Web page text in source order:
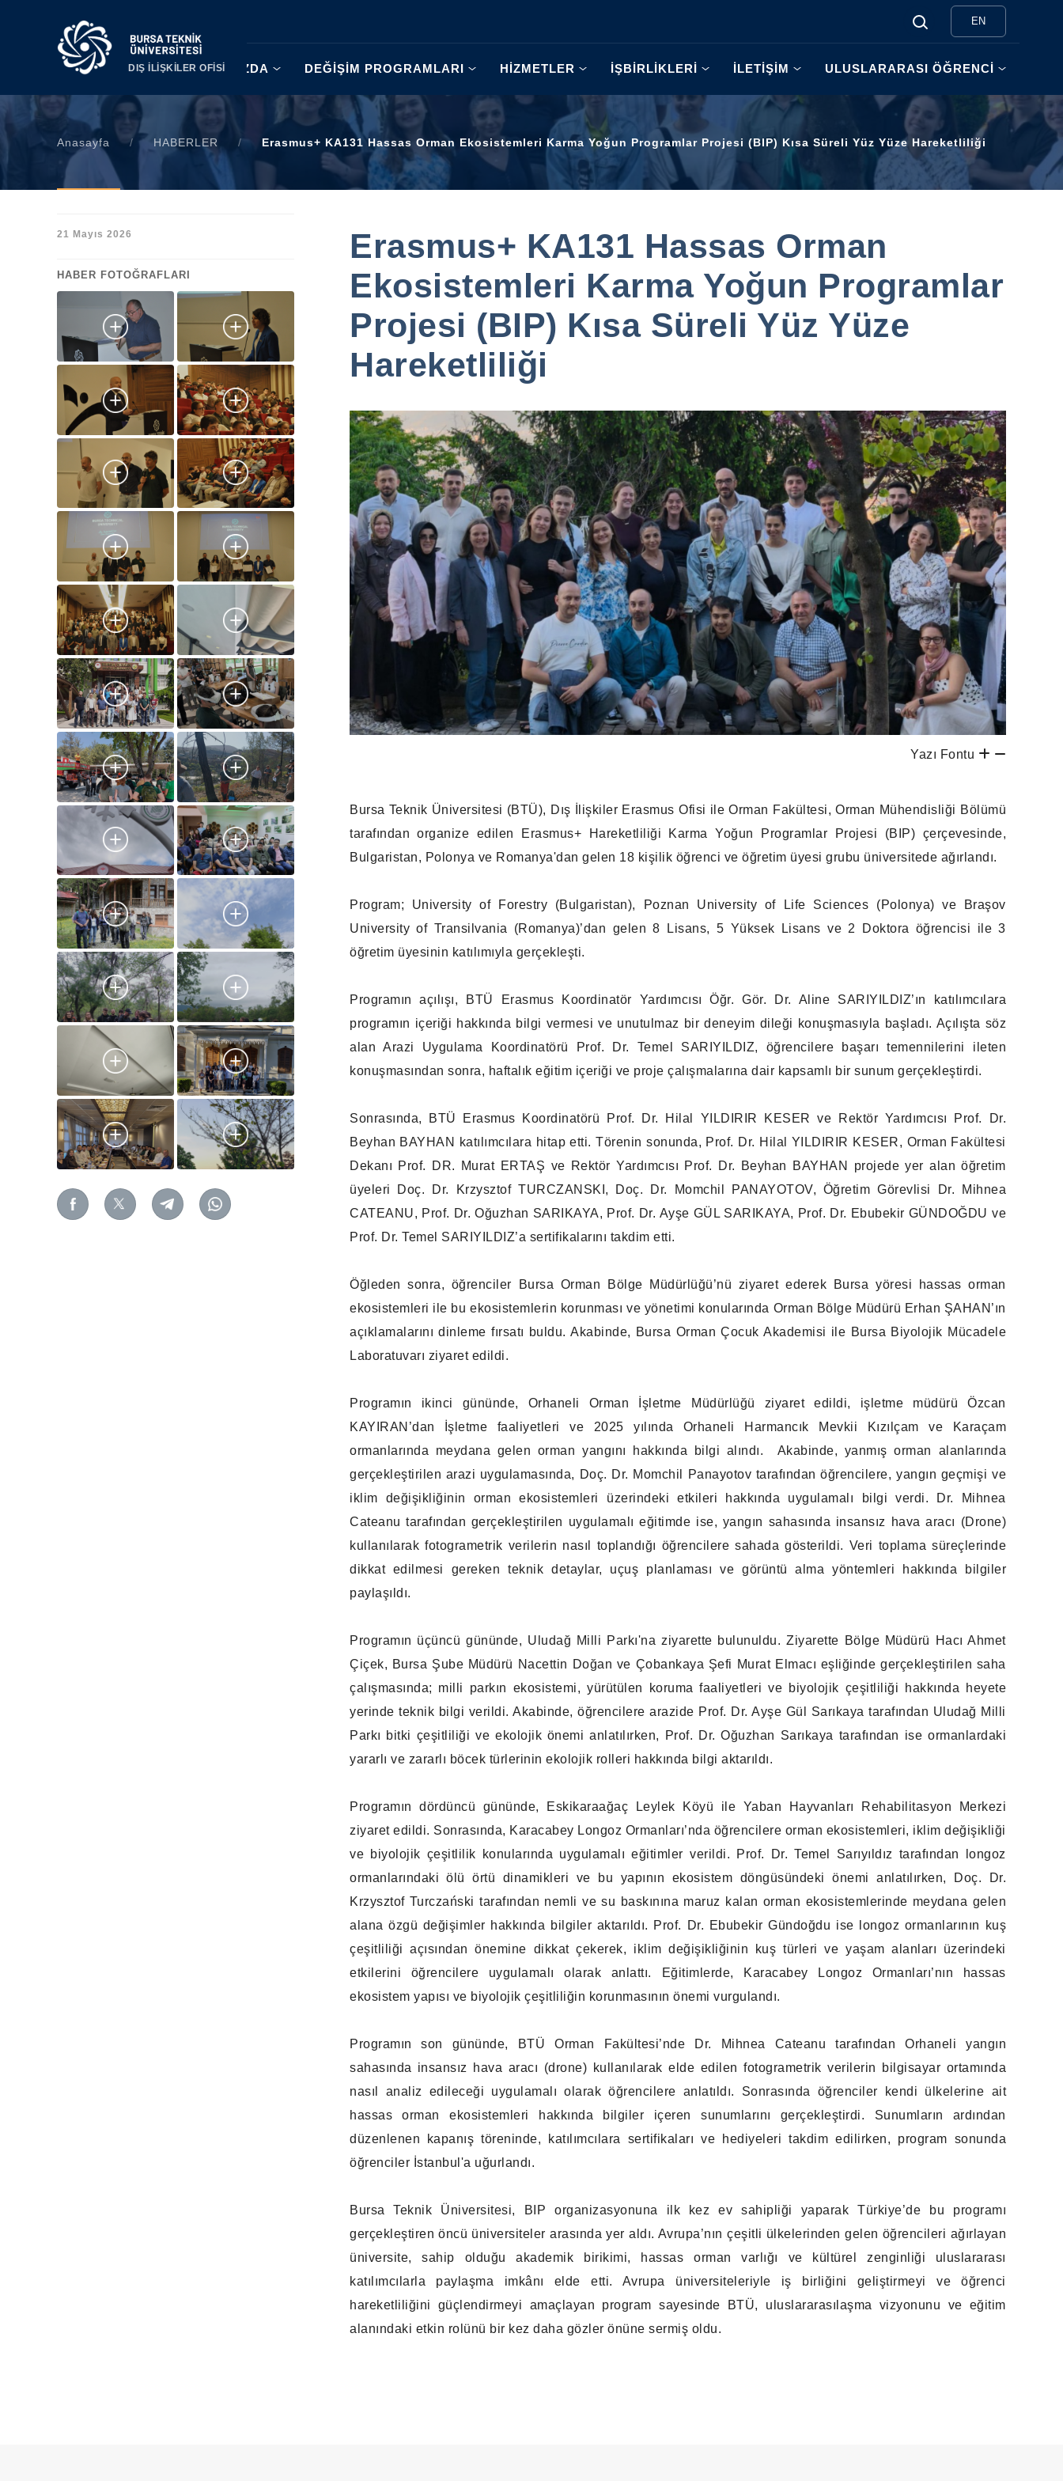
DIŞ İLİŞKİLER OFİSİ
EN
| HAKKIMIZDA DEĞİŞİM PROGRAMLARI HİZMETLER İŞBİRLİKLERİ İLETİŞİM ULUSLARARASI ÖĞRENCİ
Anasayfa / HABERLER / Erasmus+ KA131 Hassas Orman Ekosistemleri Karma Yoğun Programlar Projesi (BIP) Kısa Süreli Yüz Yüze Hareketliliği
Erasmus+ KA131 Hassas Orman
Ekosistemleri Karma Yoğun Programlar
Projesi (BIP) Kısa Süreli Yüz Yüze
Hareketliliği
Yazı Fontu
Bursa Teknik Üniversitesi (BTÜ), Dış İlişkiler Erasmus Ofisi ile Orman Fakültesi, Orman Mühendisliği Bölümü
tarafından organize edilen Erasmus+ Hareketliliği Karma Yoğun Programlar Projesi (BIP) çerçevesinde,
Bulgaristan, Polonya ve Romanya'dan gelen 18 kişilik öğrenci ve öğretim üyesi grubu üniversitede ağırlandı.
Program; University of Forestry (Bulgaristan), Poznan University of Life Sciences (Polonya) ve Braşov
University of Transilvania (Romanya)’dan gelen 8 Lisans, 5 Yüksek Lisans ve 2 Doktora öğrencisi ile 3
öğretim üyesinin katılımıyla gerçekleşti.
Programın açılışı, BTÜ Erasmus Koordinatör Yardımcısı Öğr. Gör. Dr. Aline SARIYILDIZ’ın katılımcılara
programın içeriği hakkında bilgi vermesi ve unutulmaz bir deneyim dileği konuşmasıyla başladı. Açılışta söz
alan Arazi Uygulama Koordinatörü Prof. Dr. Temel SARIYILDIZ, öğrencilere başarı temennilerini ileten
konuşmasından sonra, haftalık eğitim içeriği ve proje çalışmalarına dair kapsamlı bir sunum gerçekleştirdi.
Sonrasında, BTÜ Erasmus Koordinatörü Prof. Dr. Hilal YILDIRIR KESER ve Rektör Yardımcısı Prof. Dr.
Beyhan BAYHAN katılımcılara hitap etti. Törenin sonunda, Prof. Dr. Hilal YILDIRIR KESER, Orman Fakültesi
Dekanı Prof. DR. Murat ERTAŞ ve Rektör Yardımcısı Prof. Dr. Beyhan BAYHAN projede yer alan öğretim
üyeleri Doç. Dr. Krzysztof TURCZANSKI, Doç. Dr. Momchil PANAYOTOV, Öğretim Görevlisi Dr. Mihnea
CATEANU, Prof. Dr. Oğuzhan SARIKAYA, Prof. Dr. Ayşe GÜL SARIKAYA, Prof. Dr. Ebubekir GÜNDOĞDU ve
Prof. Dr. Temel SARIYILDIZ’a sertifikalarını takdim etti.
Öğleden sonra, öğrenciler Bursa Orman Bölge Müdürlüğü’nü ziyaret ederek Bursa yöresi hassas orman
ekosistemleri ile bu ekosistemlerin korunması ve yönetimi konularında Orman Bölge Müdürü Erhan ŞAHAN’ın
açıklamalarını dinleme fırsatı buldu. Akabinde, Bursa Orman Çocuk Akademisi ile Bursa Biyolojik Mücadele
Laboratuvarı ziyaret edildi.
Programın ikinci gününde, Orhaneli Orman İşletme Müdürlüğü ziyaret edildi, işletme müdürü Özcan
KAYIRAN’dan İşletme faaliyetleri ve 2025 yılında Orhaneli Harmancık Mevkii Kızılçam ve Karaçam
ormanlarında meydana gelen orman yangını hakkında bilgi alındı. Akabinde, yanmış orman alanlarında
gerçekleştirilen arazi uygulamasında, Doç. Dr. Momchil Panayotov tarafından öğrencilere, yangın geçmişi ve
iklim değişikliğinin orman ekosistemleri üzerindeki etkileri hakkında uygulamalı bilgi verdi. Dr. Mihnea
Cateanu tarafından gerçekleştirilen uygulamalı eğitimde ise, yangın sahasında insansız hava aracı (Drone)
kullanılarak fotogrametrik verilerin nasıl toplandığı öğrencilere sahada gösterildi. Veri toplama süreçlerinde
dikkat edilmesi gereken teknik detaylar, uçuş planlaması ve görüntü alma yöntemleri hakkında bilgiler
paylaşıldı.
Programın üçüncü gününde, Uludağ Milli Parkı'na ziyarette bulunuldu. Ziyarette Bölge Müdürü Hacı Ahmet
Çiçek, Bursa Şube Müdürü Nacettin Doğan ve Çobankaya Şefi Murat Elmacı eşliğinde gerçekleştirilen saha
çalışmasında; milli parkın ekosistemi, yürütülen koruma faaliyetleri ve biyolojik çeşitliliği hakkında heyete
yerinde teknik bilgi verildi. Akabinde, öğrencilere arazide Prof. Dr. Ayşe Gül Sarıkaya tarafından Uludağ Milli
Parkı bitki çeşitliliği ve ekolojik önemi anlatılırken, Prof. Dr. Oğuzhan Sarıkaya tarafından ise ormanlardaki
yararlı ve zararlı böcek türlerinin ekolojik rolleri hakkında bilgi aktarıldı.
Programın dördüncü gününde, Eskikaraağaç Leylek Köyü ile Yaban Hayvanları Rehabilitasyon Merkezi
ziyaret edildi. Sonrasında, Karacabey Longoz Ormanları’nda öğrencilere orman ekosistemleri, iklim değişikliği
ve biyolojik çeşitlilik konularında uygulamalı eğitimler verildi. Prof. Dr. Temel Sarıyıldız tarafından longoz
ormanlarındaki ölü örtü dinamikleri ve bu yapının ekosistem döngüsündeki önemi anlatılırken, Doç. Dr.
Krzysztof Turczański tarafından nemli ve su baskınına maruz kalan orman ekosistemlerinde meydana gelen
alana özgü değişimler hakkında bilgiler aktarıldı. Prof. Dr. Ebubekir Gündoğdu ise longoz ormanlarının kuş
çeşitliliği açısından önemine dikkat çekerek, iklim değişikliğinin kuş türleri ve yaşam alanları üzerindeki
etkilerini öğrencilere uygulamalı olarak anlattı. Eğitimlerde, Karacabey Longoz Ormanları’nın hassas
ekosistem yapısı ve biyolojik çeşitliliğin korunmasının önemi vurgulandı.
Programın son gününde, BTÜ Orman Fakültesi’nde Dr. Mihnea Cateanu tarafından Orhaneli yangın
sahasında insansız hava aracı (drone) kullanılarak elde edilen fotogrametrik verilerin bilgisayar ortamında
nasıl analiz edileceği uygulamalı olarak öğrencilere anlatıldı. Sonrasında öğrenciler kendi ülkelerine ait
hassas orman ekosistemleri hakkında bilgiler içeren sunumlarını gerçekleştirdi. Sunumların ardından
düzenlenen kapanış töreninde, katılımcılara sertifikaları ve hediyeleri takdim edilirken, program sonunda
öğrenciler İstanbul'a uğurlandı.
Bursa Teknik Üniversitesi, BIP organizasyonuna ilk kez ev sahipliği yaparak Türkiye’de bu programı
gerçekleştiren öncü üniversiteler arasında yer aldı. Avrupa’nın çeşitli ülkelerinden gelen öğrencileri ağırlayan
üniversite, sahip olduğu akademik birikimi, hassas orman varlığı ve kültürel zenginliği uluslararası
katılımcılarla paylaşma imkânı elde etti. Avrupa üniversiteleriyle iş birliğini geliştirmeyi ve öğrenci
hareketliliğini güçlendirmeyi amaçlayan program sayesinde BTÜ, uluslararasılaşma vizyonunu ve eğitim
alanındaki etkin rolünü bir kez daha gözler önüne sermiş oldu.
21 Mayıs 2026
HABER FOTOĞRAFLARI